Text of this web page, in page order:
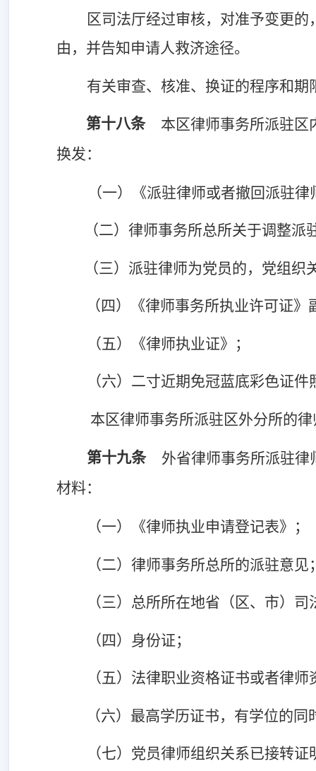
区司法厅经过审核，对准予变更
由，并告知申请人救济途径。
有关审查、核准、换证的程序和
第十八条
本区律师事务所派驻区
换发：
（一）《派驻律师或者撤回派驻
（二）律师事务所总所关于调整
（三）派驻律师为党员的，党组织
（四）《律师事务所执业许可证》
（五）《律师执业证》；
（六）二寸近期免冠蓝底彩色证件
本区律师事务所派驻区外分所的
第十九条
外省律师事务所派驻
材料：
（一）《律师执业申请登记表》；
（二）律师事务所总所的派驻意见
（三）总所所在地省（区、市）
（四）身份证；
（五）法律职业资格证书或者律师
（六）最高学历证书，有学位的同
（七）党员律师组织关系已接转证